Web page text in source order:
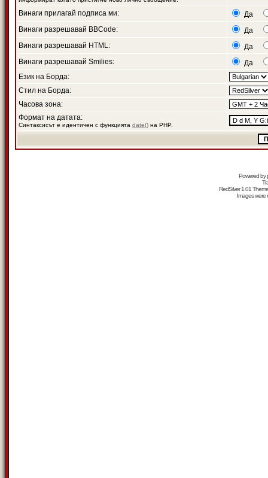
Винаги прилагай подписа ми:
Да
Винаги разрешавай BBCode:
Да
Винаги разрешавай HTML:
Да
Винаги разрешавай Smilies:
Да
Език на Борда:
Стил на Борда:
Часова зона:
Формат на датата:
Синтаксисът е идентичен с функцията date() на PHP.
Powered by
RedSilver 1.01
Images were